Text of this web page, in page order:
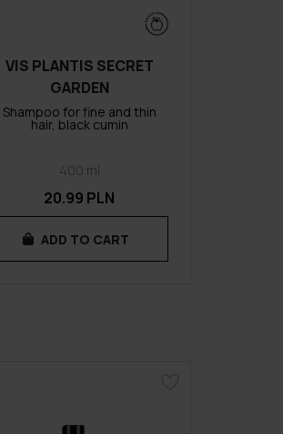
VIS PLANTIS SECRET
GARDEN
Shampoo for fine and thin
hair, black cumin
400 ml
20.99 PLN
ADD TO CART